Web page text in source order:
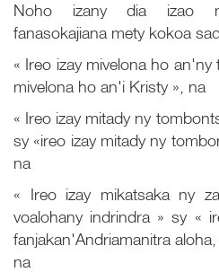
Noho izany dia izao
fanasokajiana mety kokoa
« Ireo izay mivelona ho an'ny
mivelona ho an'i Kristy », na
« Ireo izay mitady ny
sy «ireo izay mitady ny
na
« Ireo izay mikatsaka ny
voalohany indrindra » sy «
fanjakan'Andriamanitra
na